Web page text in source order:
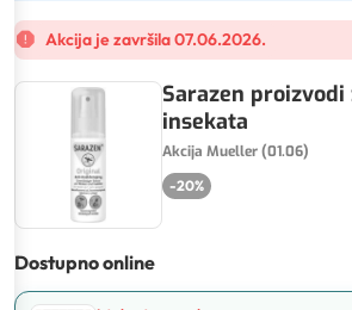
Akcija je završila 07.06.2026.
Sarazen
insekata
Akcija Mueller (01.06)
-20%
Dostupno online